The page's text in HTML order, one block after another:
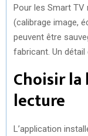
Pour les Smart TV
(calibrage image,
peuvent être
fabricant. Un
Choisir
lecture
L’application